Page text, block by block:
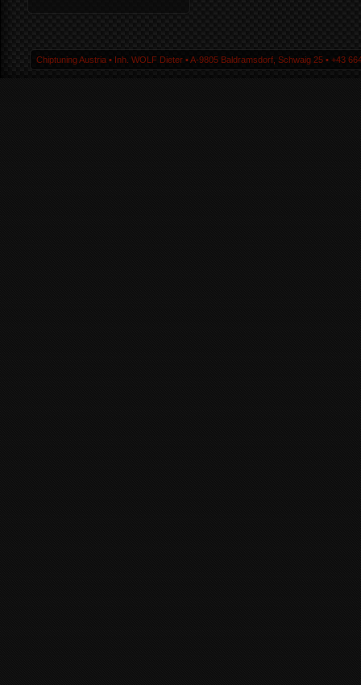
Chiptuning Austria ▪ Inh. WOLF Dieter ▪ A-9805 Baldramsdorf, Schwaig 25 ▪ +43